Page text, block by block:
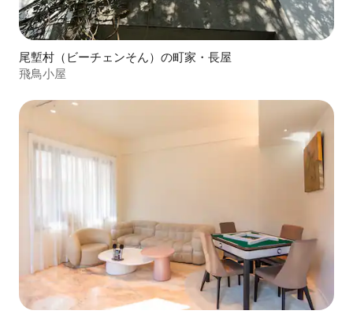
尾塹村（ビーチェンそん）の町家・長屋
飛鳥小屋